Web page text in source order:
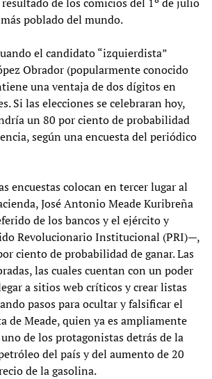
poblado del mundo.
el candidato “izquierdista”
Obrador (popularmente conocido
una ventaja de dos dígitos en
Si las elecciones se celebraran hoy,
un 80 por ciento de probabilidad
según una encuesta del periódico
encuestas colocan en tercer lugar al
José Antonio Meade Kuribreña
de los bancos y el ejército y
Revolucionario Institucional (PRI)—,
ciento de probabilidad de ganar. Las
las cuales cuentan con un poder
a sitios web críticos y crear listas
pasos para ocultar y falsificar el
de Meade, quien ya es ampliamente
de los protagonistas detrás de la
del país y del aumento de 20
de la gasolina.